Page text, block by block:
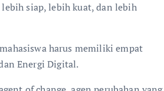
siap, lebih kuat, dan lebih
harus memiliki empat
Energi Digital.